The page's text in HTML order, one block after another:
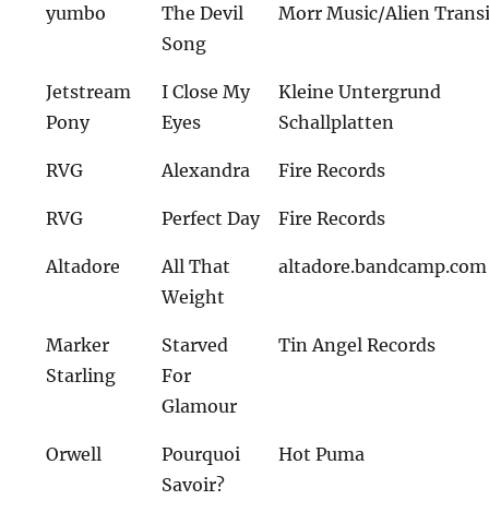
yumbo
The Devil
Song
Morr Music/Alien
Jetstream
Pony
I Close My
Eyes
Kleine Untergrund
Schallplatten
RVG Alexandra Fire Records
RVG Perfect Day Fire Records
Altadore
All That
Weight
altadore.bandcamp.com
Marker
Starling
Starved
For
Glamour
Tin Angel Records
Orwell
Pourquoi
Savoir?
Hot Puma